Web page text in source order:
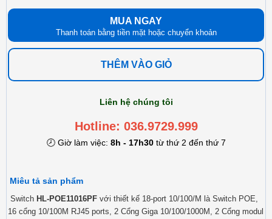
MUA NGAY
Thanh toán bằng tiền mặt hoặc chuyển khoản
THÊM VÀO GIỎ
Liên hệ chúng tôi
Hotline: 036.9729.999
🕗 Giờ làm việc: 8h - 17h30từ thứ 2 đến thứ 7
Miêu tả sản phẩm
Switch HL-POE11016PF với thiết kế 18-port 10/100/M là Switch POE,
16 cổng 10/100M RJ45 ports, 2 Cổng Giga 10/100/1000M, 2 Cổng modul